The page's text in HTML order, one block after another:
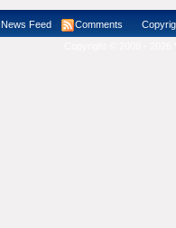
News Feed Comments Copyright